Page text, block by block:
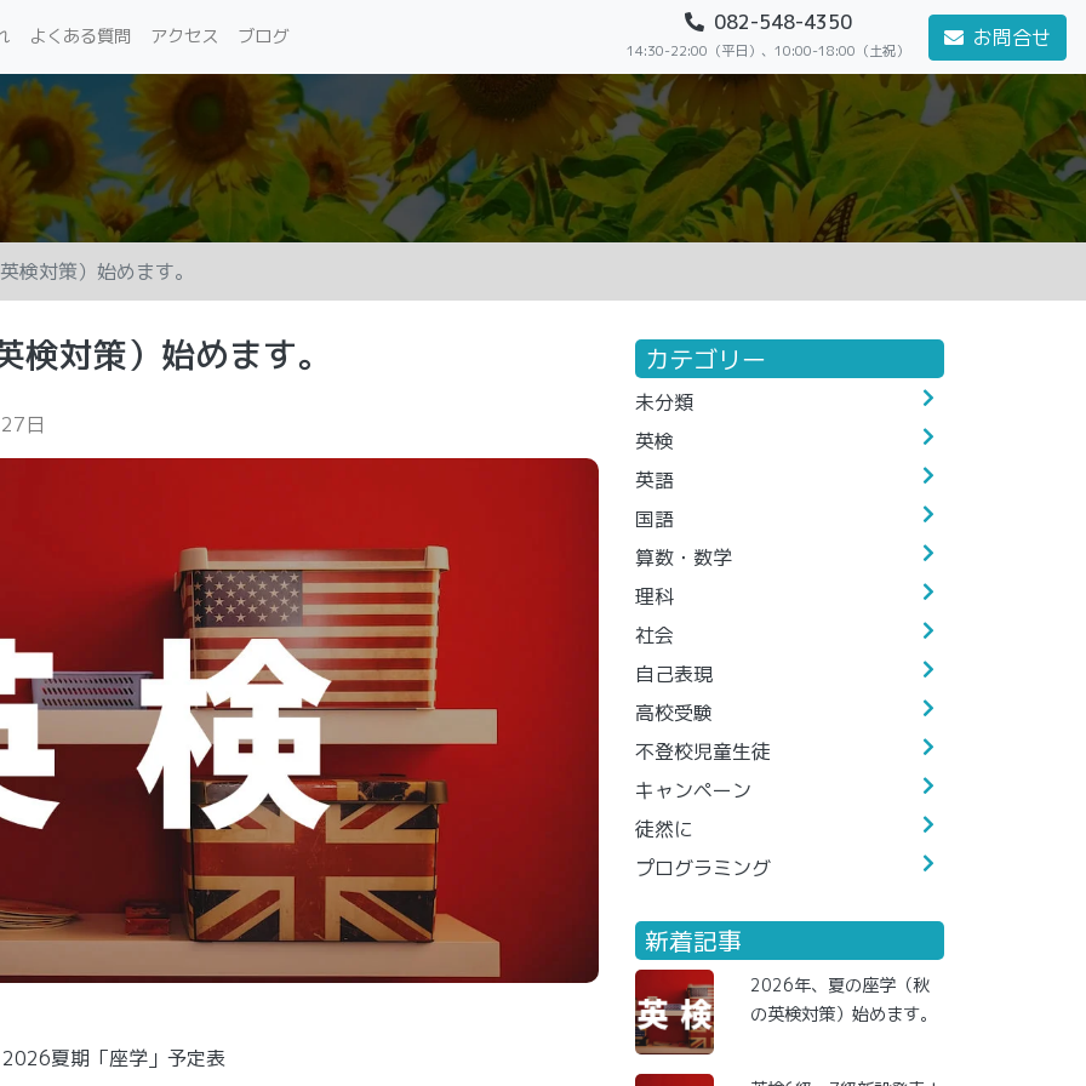
よくある質問 アクセス ブログ
082-548-4350
14:30-22:00（平日）、10:00-18:00（土祝）
お問合せ
検対策）始めます。
対策）始めます。
日
夏期「座学」予定表
カテゴリー
未分類
英検
英語
国語
算数・数学
理科
社会
自己表現
高校受験
不登校児童生徒
キャンペーン
徒然に
プログラミング
新着記事
2026年、夏の座学（秋
の英検対策）始めます。